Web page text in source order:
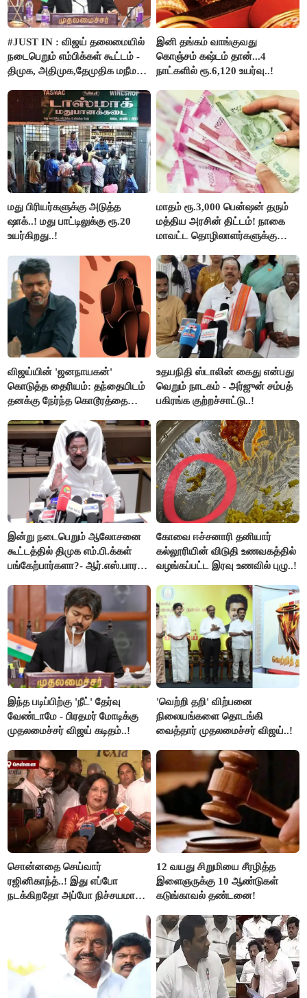
#JUST IN : விஜய் தலைமையில்
நடைபெறும் எம்பிக்கள் கூட்டம் -
திமுக, அதிமுக,தேமுதிக மநீம
இனி தங்கம் வாங்குவது
கொஞ்சம் கஷ்டம் தான்...4
நாட்களில் ரூ.6,120 உயர்வு..!
மது பிரியர்களுக்கு அடுத்த
ஷாக்..! மது பாட்டிலுக்கு ரூ.20
உயர்கிறது..!
மாதம் ரூ.3,000 பென்ஷன் தரும்
மத்திய அரசின் திட்டம்! நாகை
மாவட்ட தொழிலாளர்களுக்கு
செய்தி!
விஜய்யின் 'ஜனநாயகன்'
கொடுத்த தைரியம்: தந்தையிடம்
தனக்கு நேர்ந்த கொடூரத்தை
உதயநிதி ஸ்டாலின் கைது என்பது
வெறும் நாடகம் - அர்ஜுன் சம்பத்
பகிரங்க குற்றச்சாட்டு..!
இன்று நடைபெறும் ஆலோசனை
கூட்டத்தில் திமுக எம்.பி.க்கள்
பங்கேற்பார்களா?- ஆர்.எஸ்.பாரதி
கோவை ஈச்சனாரி தனியார்
கல்லூரியின் விடுதி உணவகத்தில்
வழங்கப்பட்ட இரவு உணவில் புழு..!
இந்த படிப்பிற்கு 'நீட்' தேர்வு
வேண்டாமே - பிரதமர் மோடிக்கு
முதலமைச்சர் விஜய் கடிதம்..!
'வெற்றி தறி' விற்பனை
நிலையங்களை தொடங்கி
வைத்தார் முதலமைச்சர் விஜய்..!
சொன்னதை செய்வார்
ரஜினிகாந்த்..! இது எப்போ
நடக்கிறதோ அப்போ நிச்சயமாக
ரஜினிகாந்த்..!
12 வயது சிறுமியை சீரழித்த
இளைஞருக்கு 10 ஆண்டுகள்
கடுங்காவல் தண்டனை!